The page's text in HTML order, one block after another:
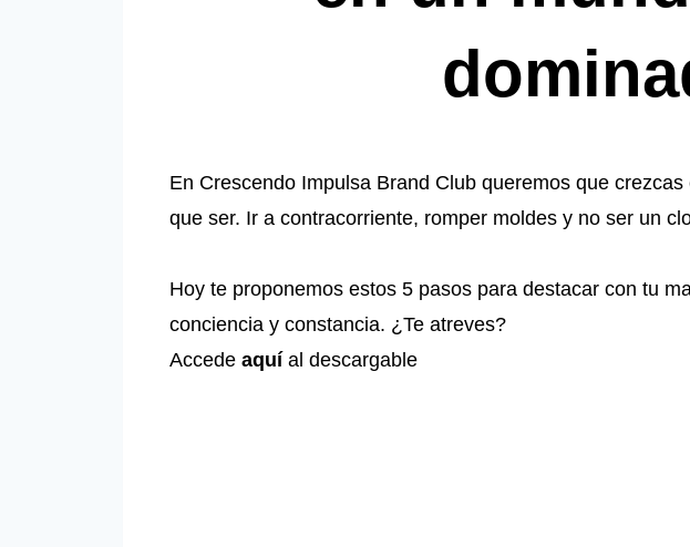
En Crescendo Impulsa Brand Club queremos que
que ser. Ir a contracorriente, romper moldes y no ser un
Hoy te proponemos estos 5 pasos para destacar con tu
conciencia y constancia. ¿Te atreves?
Accede aquí al descargable